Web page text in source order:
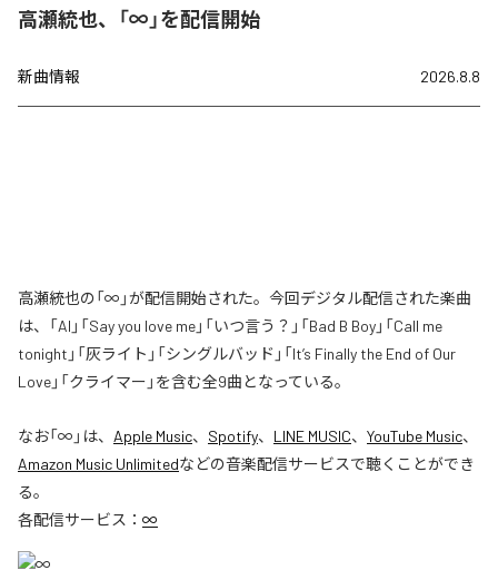
高瀬統也、「∞」を配信開始
新曲情報 2026.8.8
高瀬統也の「∞」が配信開始された。今回デジタル配信された楽曲
は、「AI」「Say you love me」「いつ言う？」「Bad B Boy」「Call me
tonight」「灰ライト」「シングルバッド」「It’s Finally the End of Our
Love」「クライマー」を含む全9曲となっている。
なお「∞ 」は、 Apple Music、 Spotify、 LINE MUSIC、 YouTube Music、
Amazon Music Unlimitedなどの音楽配信サービスで聴くことができ
る。
各配信サービス： ∞